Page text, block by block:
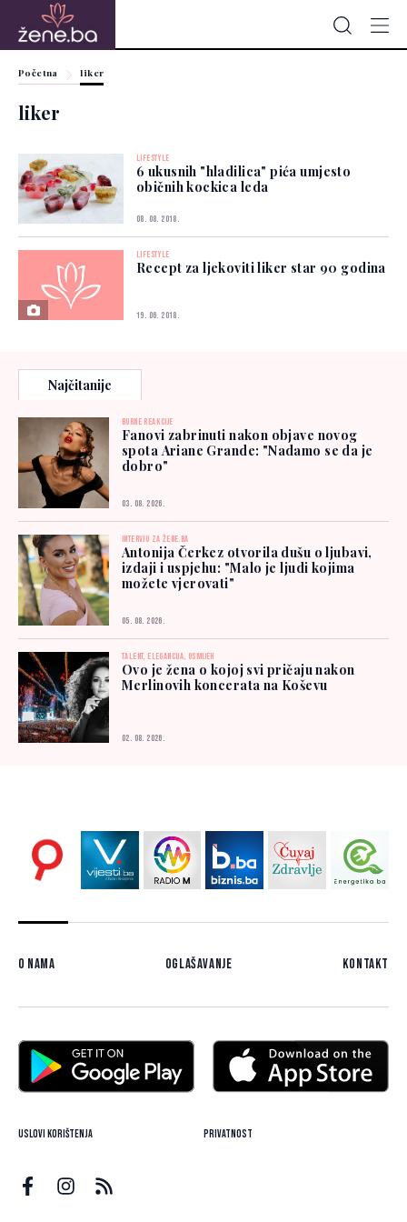
Početna liker
liker
LIFESTYLE
6 ukusnih "hladilica" pića umjesto
običnih kockica leda
08. 08. 2018.
LIFESTYLE
Recept za ljekoviti liker star 90 godina
19. 06. 2018.
Najčitanije
BURNE REAKCIJE
Fanovi zabrinuti nakon objave novog
spota Ariane Grande: "Nadamo se da je
dobro"
03. 08. 2026.
INTERVJU ZA ŽENE.BA
Antonija Čerkez otvorila dušu o ljubavi,
izdaji i uspjehu: "Malo je ljudi kojima
možete vjerovati"
05. 08. 2026.
TALENT, ELEGANCIJA, OSMIJEH
Ovo je žena o kojoj svi pričaju nakon
Merlinovih koncerata na Koševu
02. 08. 2026.
O nama Oglašavanje Kontakt
Uslovi korištenja Privatnost